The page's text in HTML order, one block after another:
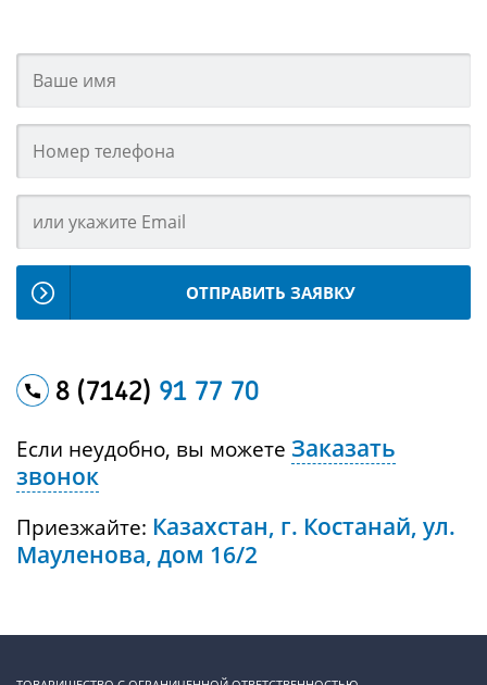
ОТПРАВИТЬ ЗАЯВКУ
8 (7142) 91 77 70
Если неудобно, вы можете Заказать
звонок
Приезжайте: Казахстан, г. Костанай, ул.
Мауленова, дом 16/2